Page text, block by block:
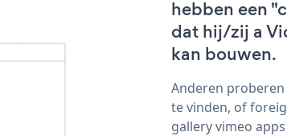
hebben een
dat hij/zij a
kan bouwen.
Anderen
te vinden, of
gallery vimeo